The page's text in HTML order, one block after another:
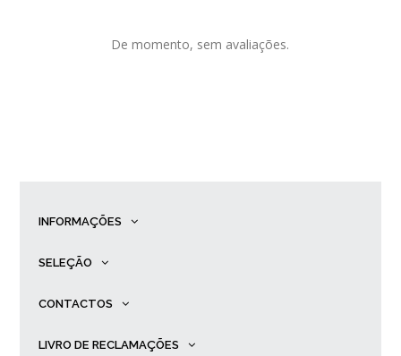
De momento, sem avaliações.
INFORMAÇÕES
SELEÇÃO
CONTACTOS
LIVRO DE RECLAMAÇÕES